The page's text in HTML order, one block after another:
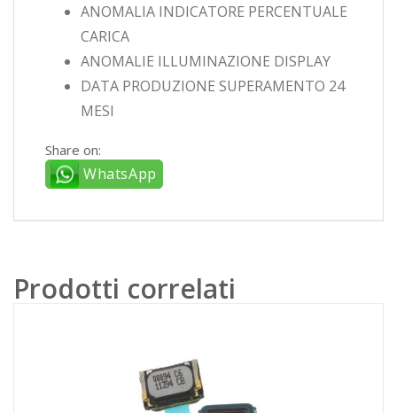
ANOMALIA INDICATORE PERCENTUALE
CARICA
ANOMALIE ILLUMINAZIONE DISPLAY
DATA PRODUZIONE SUPERAMENTO 24
MESI
Share on:
WhatsApp
Prodotti correlati